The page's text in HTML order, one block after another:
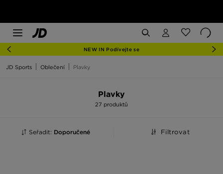
NEW IN Podívejte se
JD Sports Oblečení Plavky
Plavky
27 produktů
Seřadit: Doporučené Filtrovat